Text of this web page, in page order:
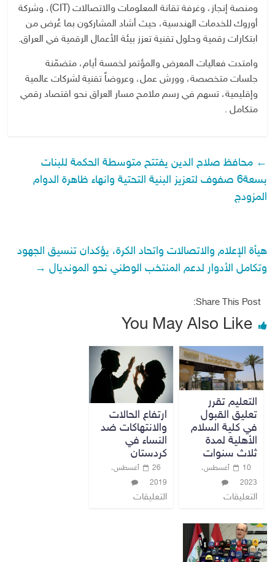
ومنصة إنجاز، وغرفة تقانة المعلومات والاتصالات (CIT)، وشركة
أوروك للخدمات الهندسية، حيث أشاد المشاركون بما عُرض من
ابتكارات رقمية وحلول تقنية تعزز بيئة الأعمال الرقمية في العراق.
وامتدت فعاليات المعرض والمؤتمر لخمسة أيام، متضمّنة
جلسات متخصصة، وورش عمل، وعروضاً تقنية لشركات عالمية
وإقليمية، تسهم في رسم ملامح مسار العراق نحو اقتصاد رقمي
متكامل .
← محافظ صلاح الدين يفتتح متوسطة الحكمة للبنات
بسعة6 صفوف لتعزيز البنية التحتية وانهاء ظاهرة الدوام
المزودج
هيأة الإعلام والاتصالات واتحاد الكرة، يؤكدان تنسيق الجهود
وتكامل الأدوار لدعم المنتخب الوطني نحو المونديال →
Share This Post:
You May Also Like
التعليم تقرر
تعليق القبول
في كلية السلام
الأهلية لمدة
ثلاث سنوات
10 أغسطس،
2023
التعليقات
ارتفاع الحالات
والانتهاكات ضد
النساء في
كردستان
26 أغسطس،
2019
التعليقات